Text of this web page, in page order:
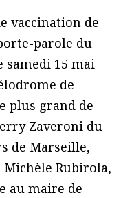
vaccination de
parole du
samedi 15 mai
de
plus grand de
Zaveroni du
de Marseille,
Rubirola,
au maire de